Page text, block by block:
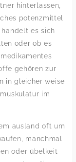
hinterlassen,
potenzmittel
es sich
oder ob es
gehören zur
in gleicher weise
im
ausland oft um
manchmal
oder übelkeit